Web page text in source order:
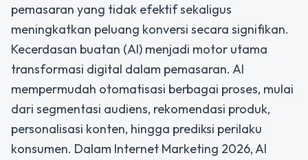
pemasaran yang tidak efektif sekaligus
meningkatkan peluang konversi secara signifikan.
Kecerdasan buatan (AI) menjadi motor utama
transformasi digital dalam pemasaran. AI
mempermudah otomatisasi berbagai proses, mulai
dari segmentasi audiens, rekomendasi produk,
personalisasi konten, hingga prediksi perilaku
konsumen. Dalam Internet Marketing 2026, AI